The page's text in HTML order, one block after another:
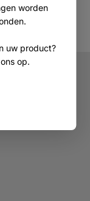
worden
uw product?
op.